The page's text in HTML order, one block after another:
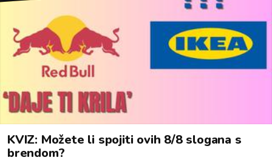
KVIZ: Možete li spojiti ovih 8/8 slogana s
brendom?